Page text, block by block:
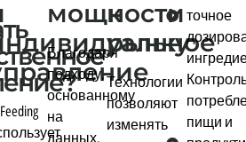
мощности
Благодаря
подходу,
основанному
на
данных,
к
рынку
Технологии
позволяют
изменять
точное
пищи и